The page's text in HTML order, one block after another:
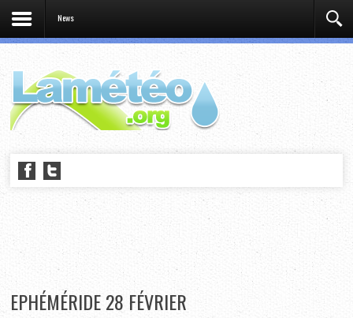
News
EPHÉMÉRIDE 28 FÉVRIER